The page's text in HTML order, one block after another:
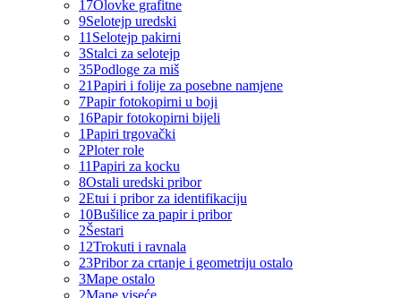
17Olovke grafitne
9Selotejp uredski
11 Selotejp pakirni
3Stalci za selotejp
35Podloge za miš
21Papiri i folije za posebne namjene
7Papir fotokopirni u boji
16Papir fotokopirni bijeli
1Papiri trgovački
2Ploter role
11Papiri za kocku
8Ostali uredski pribor
2Etui i pribor za identifikaciju
10Bušilice za papir i pribor
2Šestari
12Trokuti i ravnala
23Pribor za crtanje i geometriju ostalo
3Mape ostalo
2Mape viseće